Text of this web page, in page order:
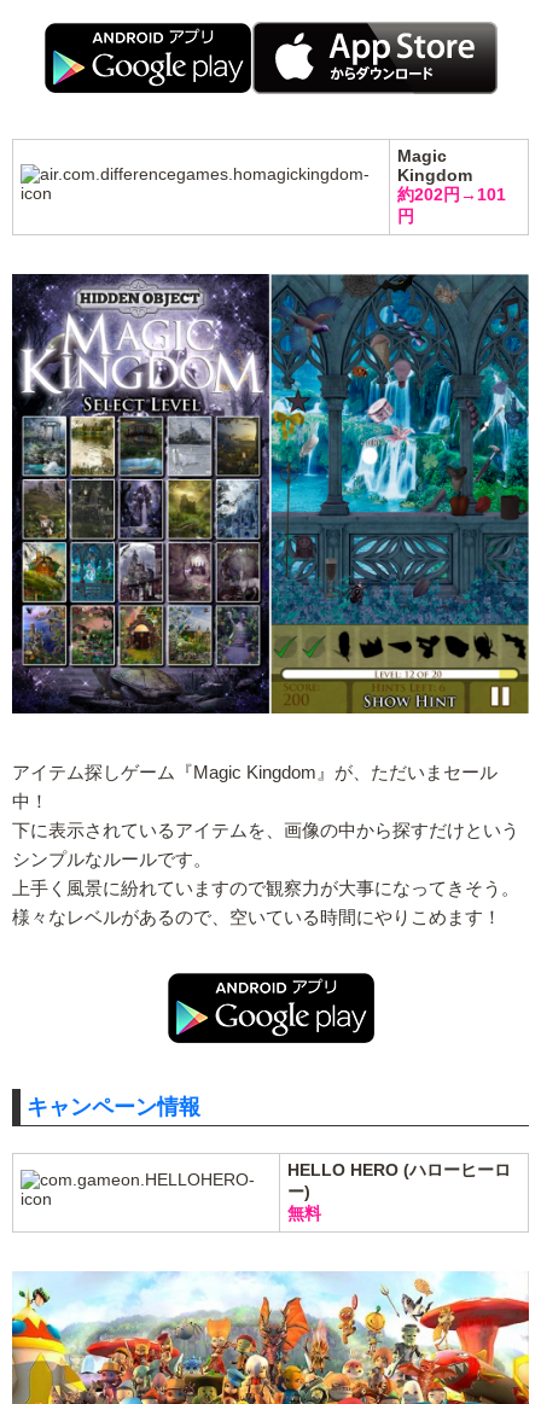
Magic
Kingdom
約202円→101
円
アイテム探しゲーム『Magic Kingdom』が、ただいまセール
中！
下に表示されているアイテムを、画像の中から探すだけという
シンプルなルールです。
上手く風景に紛れていますので観察力が大事になってきそう。
様々なレベルがあるので、空いている時間にやりこめます！
キャンペーン情報
HELLO HERO (ハローヒーロ
ー)
無料